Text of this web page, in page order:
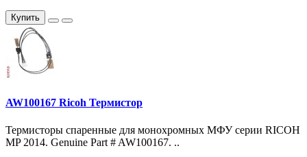
Купить
AW100167 Ricoh Термистор
Термисторы спаренные для монохромных МФУ серии RICOH
MP 2014. Genuine Part # AW100167. ..